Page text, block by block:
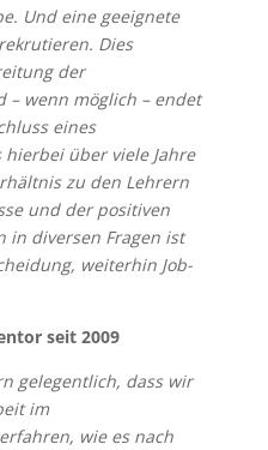
Und eine geeignete
Dies
der
– wenn möglich – endet
eines
über viele Jahre
zu den Lehrern
und der positiven
in diversen Fragen ist
weiterhin Job-
seit 2009
gelegentlich, dass wir
im
wie es nach